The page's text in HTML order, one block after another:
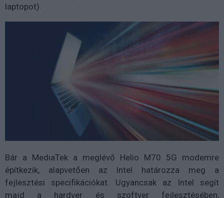
laptopot).
Bár a MediaTek a meglévő Helio M70 5G modemre
építkezik, alapvetően az Intel határozza meg a
fejlesztési specifikációkat. Ugyancsak az Intel segít
majd a hardver és szoftver fejlesztésében,